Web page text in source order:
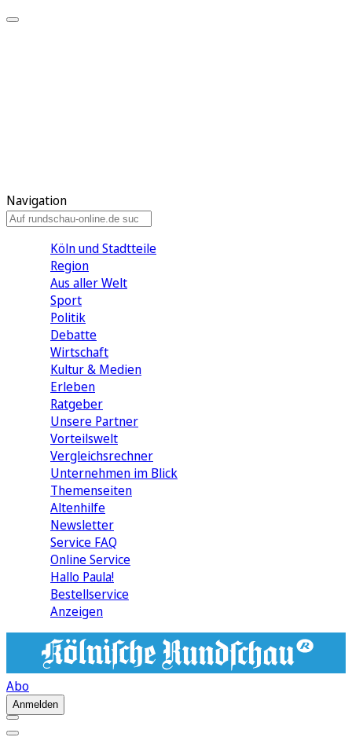
Navigation
Köln und Stadtteile
Region
Aus aller Welt
Sport
Politik
Debatte
Wirtschaft
Kultur & Medien
Erleben
Ratgeber
Unsere Partner
Vorteilswelt
Vergleichsrechner
Unternehmen im Blick
Themenseiten
Altenhilfe
Newsletter
Service FAQ
Online Service
Hallo Paula!
Bestellservice
Anzeigen
Abo
Anmelden